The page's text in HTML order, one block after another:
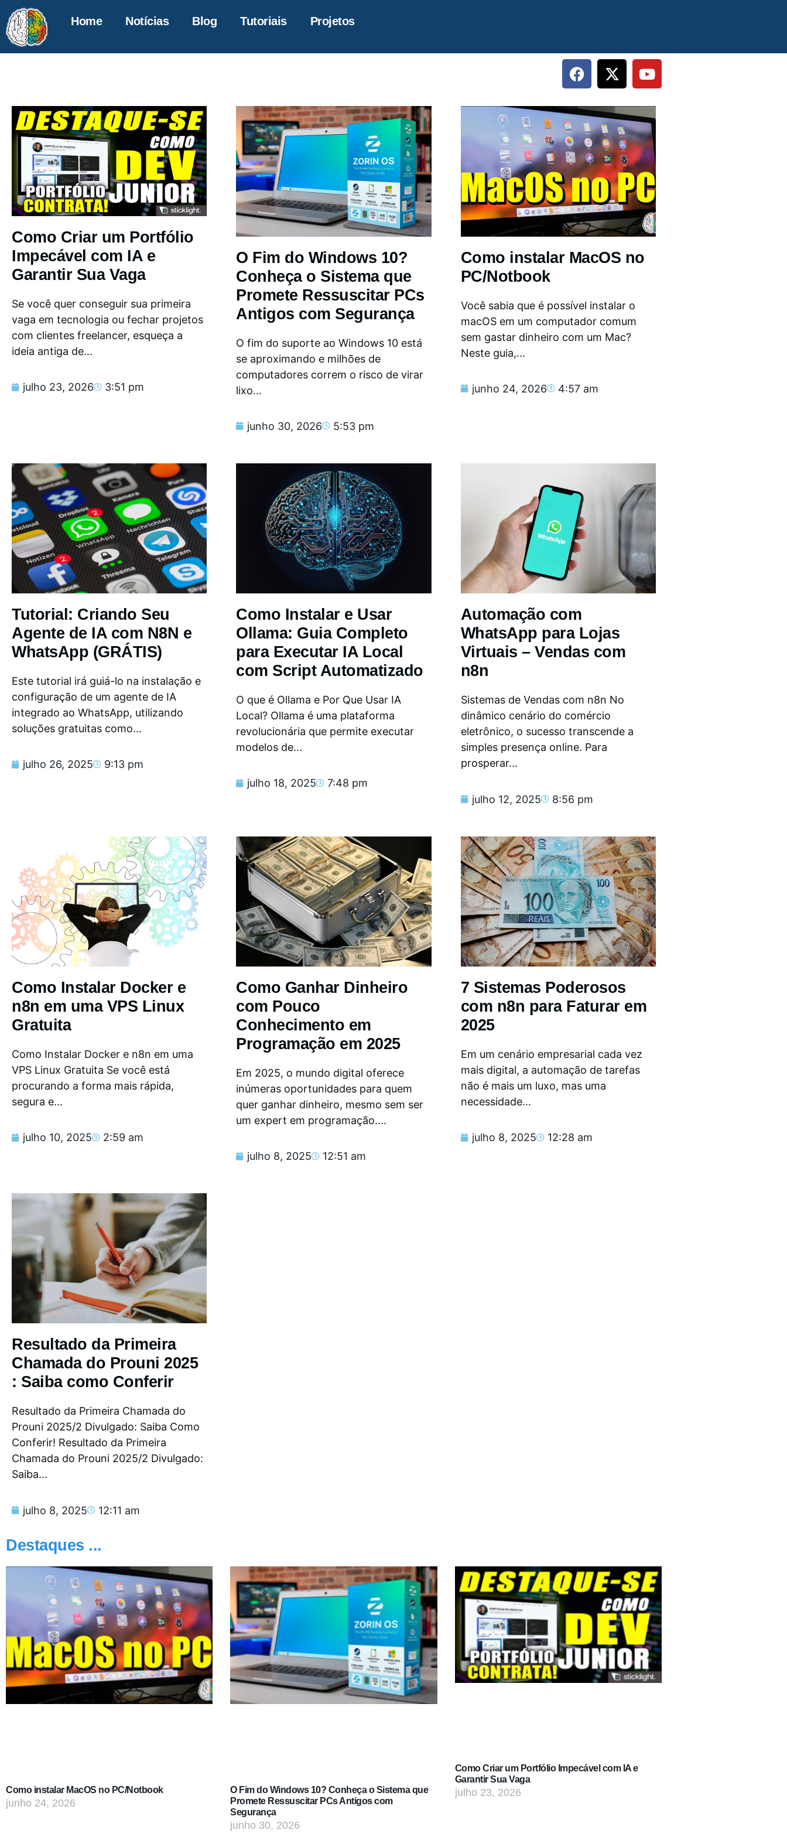
Home Notícias Blog Tutoriais Projetos
Como Criar um Portfólio
Impecável com IA e
Garantir Sua Vaga
Se você quer conseguir sua primeira
vaga em tecnologia ou fechar projetos
com clientes freelancer, esqueça a
ideia antiga de...
julho 23, 2026 3:51 pm
O Fim do Windows 10?
Conheça o Sistema que
Promete Ressuscitar PCs
Antigos com Segurança
O fim do suporte ao Windows 10 está
se aproximando e milhões de
computadores correm o risco de virar
lixo...
junho 30, 2026 5:53 pm
Como instalar MacOS no
PC/Notbook
Você sabia que é possível instalar o
macOS em um computador comum
sem gastar dinheiro com um Mac?
Neste guia,...
junho 24, 2026 4:57 am
Tutorial: Criando Seu
Agente de IA com N8N e
WhatsApp (GRÁTIS)
Este tutorial irá guiá-lo na instalação e
configuração de um agente de IA
integrado ao WhatsApp, utilizando
soluções gratuitas como...
julho 26, 2025 9:13 pm
Como Instalar e Usar
Ollama: Guia Completo
para Executar IA Local
com Script Automatizado
O que é Ollama e Por Que Usar IA
Local? Ollama é uma plataforma
revolucionária que permite executar
modelos de...
julho 18, 2025 7:48 pm
Automação com
WhatsApp para Lojas
Virtuais – Vendas com
n8n
Sistemas de Vendas com n8n No
dinâmico cenário do comércio
eletrônico, o sucesso transcende a
simples presença online. Para
prosperar...
julho 12, 2025 8:56 pm
Como Instalar Docker e
n8n em uma VPS Linux
Gratuita
Como Instalar Docker e n8n em uma
VPS Linux Gratuita Se você está
procurando a forma mais rápida,
segura e...
julho 10, 2025 2:59 am
Como Ganhar Dinheiro
com Pouco
Conhecimento em
Programação em 2025
Em 2025, o mundo digital oferece
inúmeras oportunidades para quem
quer ganhar dinheiro, mesmo sem ser
um expert em programação....
julho 8, 2025 12:51 am
7 Sistemas Poderosos
com n8n para Faturar em
2025
Em um cenário empresarial cada vez
mais digital, a automação de tarefas
não é mais um luxo, mas uma
necessidade...
julho 8, 2025 12:28 am
Resultado da Primeira
Chamada do Prouni 2025
: Saiba como Conferir
Resultado da Primeira Chamada do
Prouni 2025/2 Divulgado: Saiba Como
Conferir! Resultado da Primeira
Chamada do Prouni 2025/2 Divulgado:
Saiba...
julho 8, 2025 12:11 am
Destaques ...
Como instalar MacOS no PC/Notbook
junho 24, 2026
O Fim do Windows 10? Conheça o Sistema que
Promete Ressuscitar PCs Antigos com
Segurança
junho 30, 2026
Como Criar um Portfólio Impecável com IA e
Garantir Sua Vaga
julho 23, 2026